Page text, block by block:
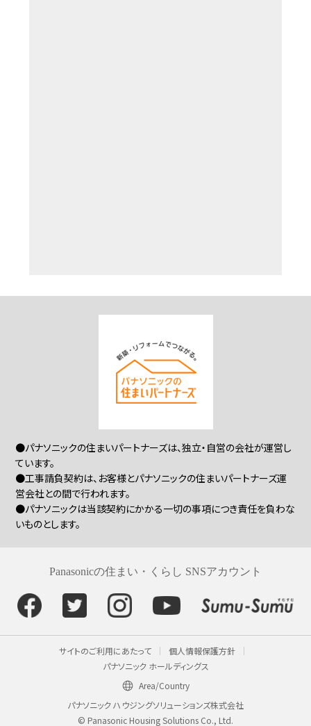
●パナソニックの住まいパートナーズは、独立・自営の会社が運営し
ています。
●工事請負契約は、お客様とパナソニックの住まいパートナーズ運
営会社との間で行われます。
●パナソニックは当該契約にかかる一切の事項につき責任を負わな
いものとします。
Panasonicの住まい・くらし SNSアカウント
サイトのご利用にあたって
個人情報保護方針
パナソニック ホールディングス
Area/Country
パナソニック ハウジングソリューションズ株式会社
© Panasonic Housing Solutions Co., Ltd.